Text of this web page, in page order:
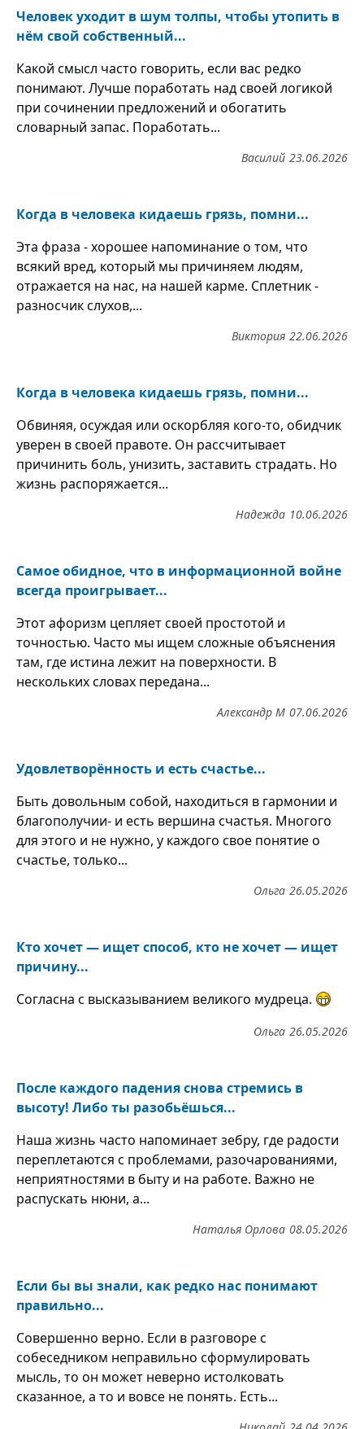
Человек уходит в шум толпы, чтобы утопить в
нём свой собственный...
Какой смысл часто говорить, если вас редко
понимают. Лучше поработать над своей логикой
при сочинении предложений и обогатить
словарный запас. Поработать...
23.06.2026
Василий
Когда в человека кидаешь грязь, помни...
Эта фраза - хорошее напоминание о том, что
всякий вред, который мы причиняем людям,
отражается на нас, на нашей карме. Сплетник -
разносчик слухов,...
22.06.2026
Виктория
Когда в человека кидаешь грязь, помни...
Обвиняя, осуждая или оскорбляя кого-то, обидчик
уверен в своей правоте. Он рассчитывает
причинить боль, унизить, заставить страдать. Но
жизнь распоряжается...
10.06.2026
Надежда
Самое обидное, что в информационной войне
всегда проигрывает...
Этот афоризм цепляет своей простотой и
точностью. Часто мы ищем сложные объяснения
там, где истина лежит на поверхности. В
нескольких словах передана...
07.06.2026
Александр М
Удовлетворённость и есть счастье...
Быть довольным собой, находиться в гармонии и
благополучии- и есть вершина счастья. Многого
для этого и не нужно, у каждого свое понятие о
счастье, только...
26.05.2026
Ольга
Кто хочет — ищет способ, кто не хочет — ищет
причину...
Согласна с высказыванием великого мудреца.
26.05.2026
Ольга
После каждого падения снова стремись в
высоту! Либо ты разобьёшься...
Наша жизнь часто напоминает зебру, где радости
переплетаются с проблемами, разочарованиями,
неприятностями в быту и на работе. Важно не
распускать нюни, а...
08.05.2026
Наталья Орлова
Если бы вы знали, как редко нас понимают
правильно...
Совершенно верно. Если в разговоре с
собеседником неправильно сформулировать
мысль, то он может неверно истолковать
сказанное, а то и вовсе не понять. Есть...